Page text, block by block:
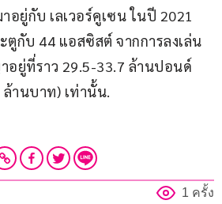
อยู่กับ เลเวอร์คูเซน ในปี 2021
ตูกับ 44 แอสซิสต์ จากการลงเล่น
ยู่ที่ราว 29.5-33.7 ล้านปอนด์
ล้านบาท) เท่านั้น.
1 ครั้ง